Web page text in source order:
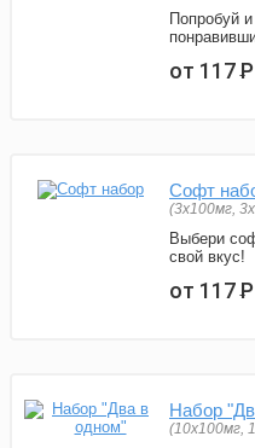
Попробуй
от 117Р
Софт
(3x100мг,
Выбери
свой вкус!
от 117Р
Набор
(10x100мг,